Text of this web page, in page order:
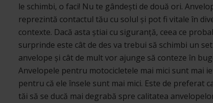
le schimbi, o faci! Nu te gândești de două ori.
reprezintă contactul tău cu solul și pot fi vitale în
contexte. Dacă asta știai cu siguranță, ceea ce
surprinde este cât de des va trebui să schimbi un
anvelope și cât de mult vor ajunge să conteze în
Anvelopele pentru motocicletele mai mici sunt mai
pentru că ele însele sunt mai mici. Este de preferat
tăi să se ducă mai degrabă spre calitatea